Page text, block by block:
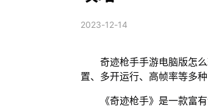
2023-12-14
奇迹枪手手游电脑版怎
置、多开运行、高帧率等多种
《奇迹枪手》是一款富